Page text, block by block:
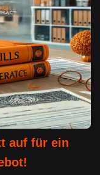
auf für ein